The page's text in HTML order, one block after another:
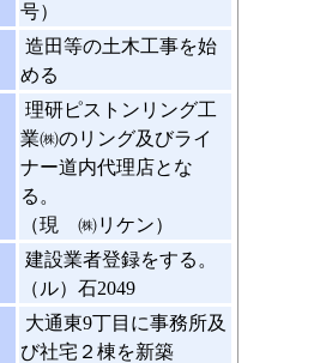
号）
造田等の土木工事を始
める
理研ピストンリング工
業㈱のリング及びライ
ナー道内代理店とな
る。
（現 ㈱リケン）
建設業者登録をする。
（ル）石2049
大通東9丁目に事務所及
び社宅２棟を新築